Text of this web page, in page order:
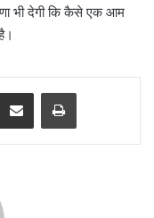
भी देगी कि कैसे एक आम
Share via Email Print